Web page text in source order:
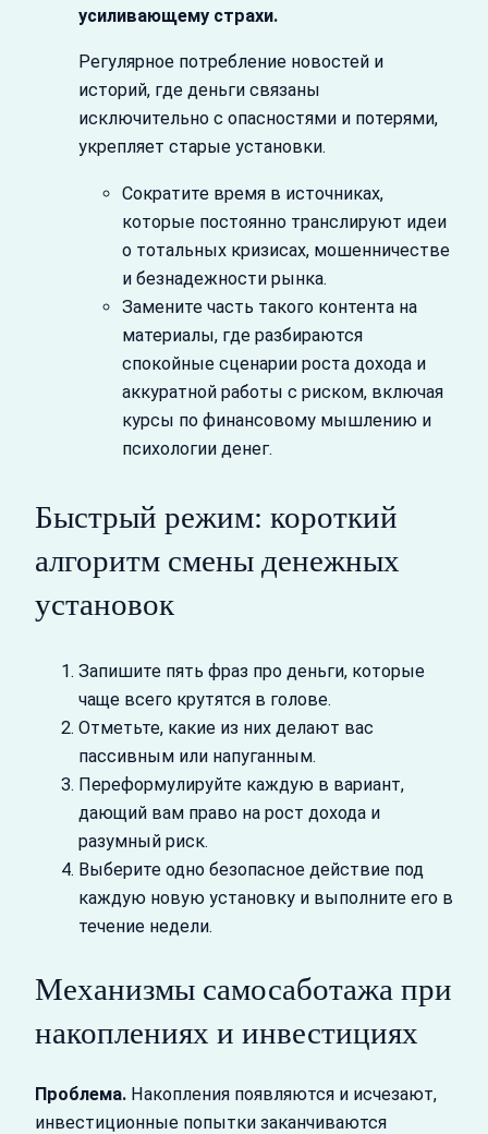
усиливающему страхи.
Регулярное потребление новостей и
историй, где деньги связаны
исключительно с опасностями и потерями,
укрепляет старые установки.
Сократите время в источниках,
которые постоянно транслируют идеи
о тотальных кризисах, мошенничестве
и безнадежности рынка.
Замените часть такого контента на
материалы, где разбираются
спокойные сценарии роста дохода и
аккуратной работы с риском, включая
курсы по финансовому мышлению и
психологии денег.
Быстрый режим: короткий
алгоритм смены денежных
установок
Запишите пять фраз про деньги, которые
чаще всего крутятся в голове.
Отметьте, какие из них делают вас
пассивным или напуганным.
Переформулируйте каждую в вариант,
дающий вам право на рост дохода и
разумный риск.
Выберите одно безопасное действие под
каждую новую установку и выполните его в
течение недели.
Механизмы самосаботажа при
накоплениях и инвестициях
Проблема. Накопления появляются и исчезают,
инвестиционные попытки заканчиваются